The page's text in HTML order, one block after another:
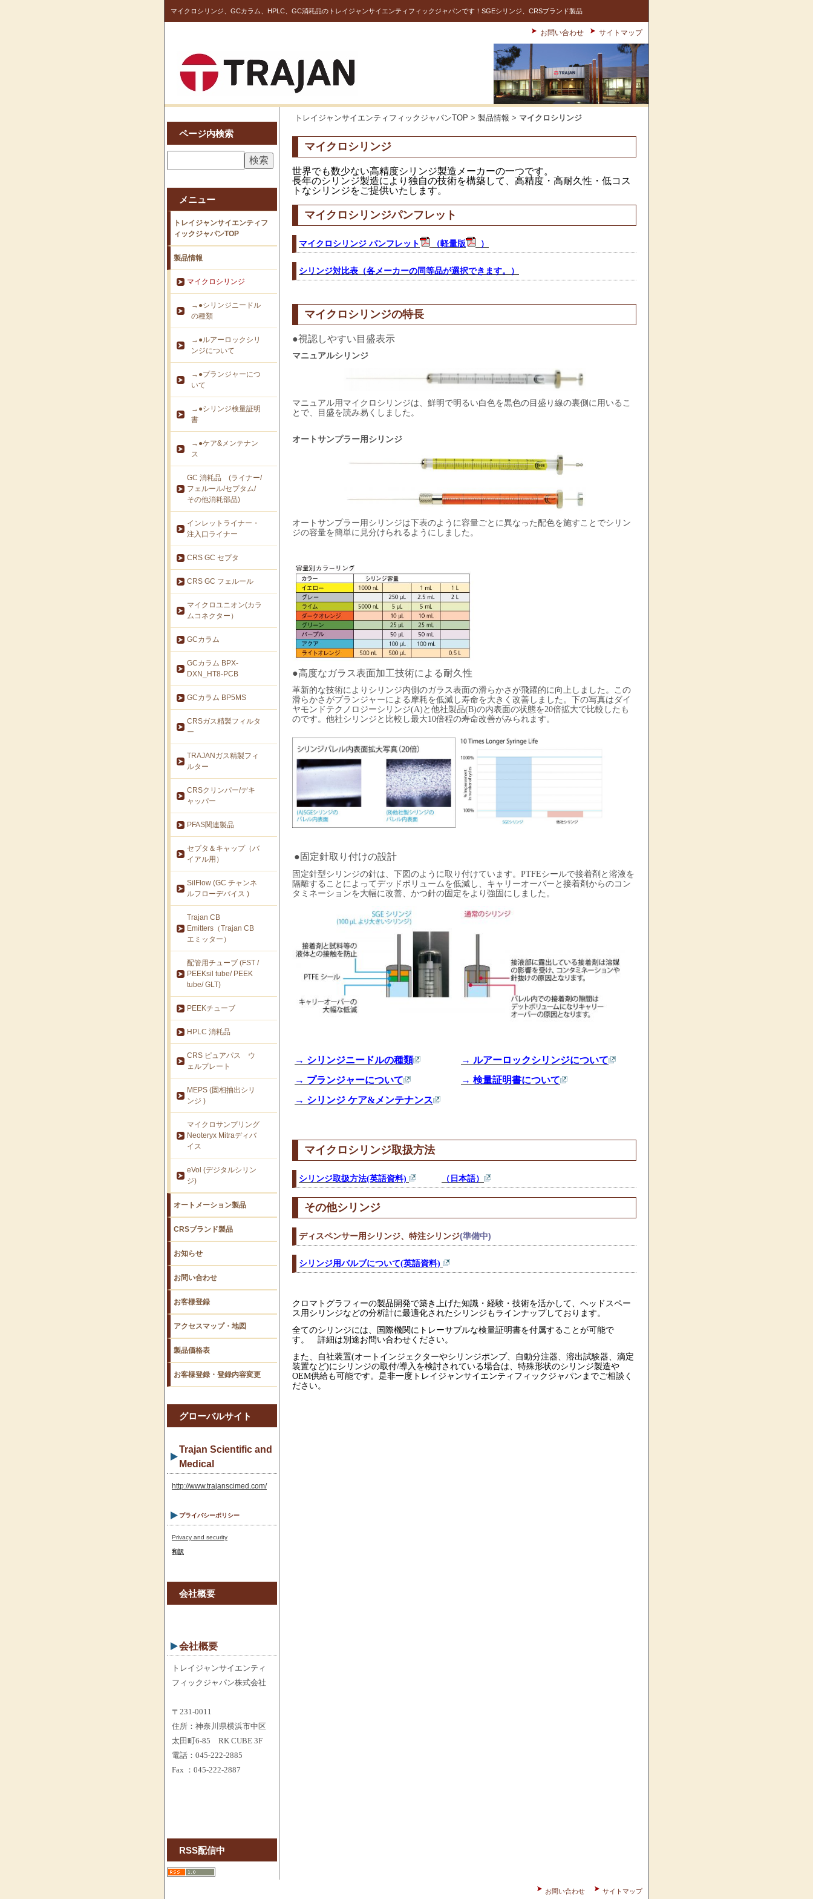
マイクロシリンジ、GCカラム、HPLC、GC消耗品のトレイジャンサイエンティフィックジャパンです！SGEシリンジ、CRSブランド製品
お問い合わせ サイトマップ
ページ内検索
メニュー
トレイジャンサイエンティフ
ィックジャパンTOP
製品情報
マイクロシリンジ
→●シリンジニードル
の種類
→●ルアーロックシリ
ンジについて
→●プランジャーにつ
いて
→●シリンジ検量証明
書
→●ケア&メンテナン
ス
GC 消耗品 (ライナー/
フェルール/セプタム/
その他消耗部品)
インレットライナー・
注入口ライナー
CRS GC セプタ
CRS GC フェルール
マイクロユニオン(カラ
ムコネクター）
GCカラム
GCカラム BPX-
DXN_HT8-PCB
GCカラム BP5MS
CRSガス精製フィルタ
ー
TRAJANガス精製フィ
ルター
CRSクリンパー/デキ
ャッパー
PFAS関連製品
セプタ＆キャップ（バ
イアル用）
SilFlow (GC チャンネ
ルフローデバイス )
Trajan CB
Emitters（Trajan CB
エミッター）
配管用チューブ (FST /
PEEKsil tube/ PEEK
tube/ GLT)
PEEKチューブ
HPLC 消耗品
CRS ピュアパス ウ
ェルプレート
MEPS (固相抽出シリ
ンジ )
マイクロサンプリング
Neoteryx Mitraディバ
イス
eVol (デジタルシリン
ジ)
オートメーション製品
CRSブランド製品
お知らせ
お問い合わせ
お客様登録
アクセスマップ・地図
製品価格表
お客様登録・登録内容変更
グローバルサイト
Trajan Scientific and
Medical
http://www.trajanscimed.com/
プライバシーポリシー
Privacy and security
和訳
会社概要
会社概要
トレイジャンサイエンティ
フィックジャパン株式会社
〒231-0011
住所：神奈川県横浜市中区
太田町6-85 RK CUBE 3F
電話：045-222-2885
Fax ：045-222-2887
RSS配信中
トレイジャンサイエンティフィックジャパンTOP > 製品情報 > マイクロシリンジ
マイクロシリンジ
世界でも数少ない高精度シリンジ製造メーカーの一つです。
長年のシリンジ製造により独自の技術を構築して、高精度・高耐久性・低コス
トなシリンジをご提供いたします。
マイクロシリンジパンフレット
マイクロシリンジ パンフレット （軽量版 ）
シリンジ対比表（各メーカーの同等品が選択できます。）
マイクロシリンジの特長
●視認しやすい目盛表示
マニュアルシリンジ
マニュアル用マイクロシリンジは、鮮明で明るい白色を黒色の目盛り線の裏側に用いるこ
とで、目盛を読み易くしました。
オートサンプラー用シリンジ
オートサンプラー用シリンジは下表のように容量ごとに異なった配色を施すことでシリン
ジの容量を簡単に見分けられるようにしました。
●高度なガラス表面加工技術による耐久性
革新的な技術によりシリンジ内側のガラス表面の滑らかさが飛躍的に向上しました。この
滑らかさがプランジャーによる摩耗を低減し寿命を大きく改善しました。下の写真はダイ
ヤモンドテクノロジーシリンジ(A)と他社製品(B)の内表面の状態を20倍拡大で比較したも
のです。他社シリンジと比較し最大10倍程の寿命改善がみられます。
●固定針取り付けの設計
固定針型シリンジの針は、下図のように取り付けています。PTFEシールで接着剤と溶液を
隔離することによってデッドボリュームを低減し、キャリーオーバーと接着剤からのコン
タミネーションを大幅に改善、かつ針の固定をより強固にしました。
→ シリンジニードルの種類
→ ルアーロックシリンジについて
→ プランジャーについて
→ 検量証明書について
→ シリンジ ケア&メンテナンス
マイクロシリンジ取扱方法
シリンジ取扱方法(英語資料) （日本語）
その他シリンジ
ディスペンサー用シリンジ、特注シリンジ(準備中)
シリンジ用バルブについて(英語資料)
クロマトグラフィーの製品開発で築き上げた知識・経験・技術を活かして、ヘッドスペー
ス用シリンジなどの分析計に最適化されたシリンジもラインナップしております。
全てのシリンジには、国際機関にトレーサブルな検量証明書を付属することが可能で
す。 詳細は別途お問い合わせください。
また、自社装置(オートインジェクターやシリンジポンプ、自動分注器、溶出試験器、滴定
装置など)にシリンジの取付/導入を検討されている場合は、特殊形状のシリンジ製造や
OEM供給も可能です。是非一度トレイジャンサイエンティフィックジャパンまでご相談く
ださい。
お問い合わせ サイトマップ